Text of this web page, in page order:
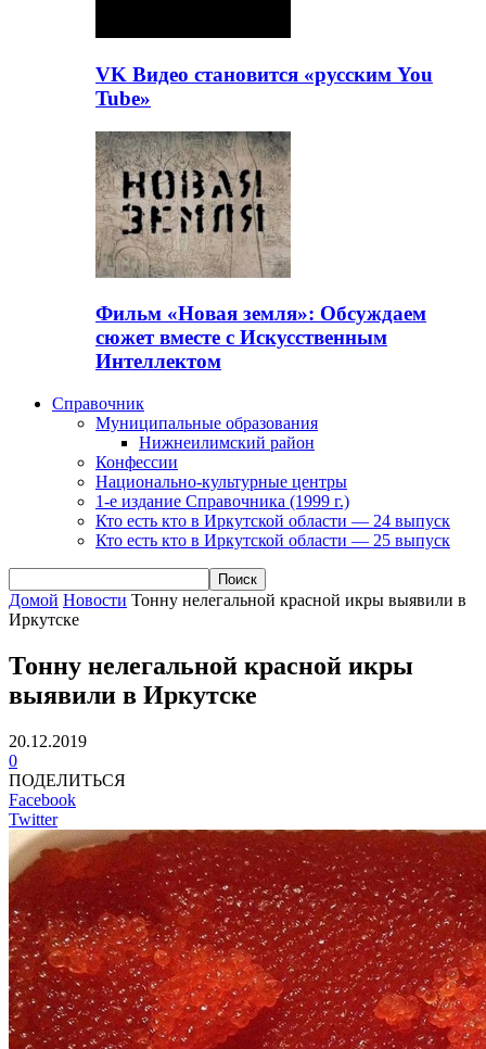
VK Видео становится «русским You
Tube»
Фильм «Новая земля»: Обсуждаем
сюжет вместе с Искусственным
Интеллектом
Справочник
Муниципальные образования
Нижнеилимский район
Конфессии
Национально-культурные центры
1-е издание Справочника (1999 г.)
Кто есть кто в Иркутской области — 24 выпуск
Кто есть кто в Иркутской области — 25 выпуск
Домой Новости Тонну нелегальной красной икры выявили в
Иркутске
Тонну нелегальной красной икры
выявили в Иркутске
20.12.2019
0
ПОДЕЛИТЬСЯ
Facebook
Twitter